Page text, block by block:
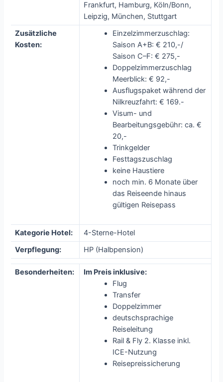
Frankfurt, Hamburg, Köln/Bonn,
Leipzig, München, Stuttgart
Zusätzliche
Kosten:
Einzelzimmerzuschlag:
Saison A+B: € 210,-/
Saison C–F: € 275,-
Doppelzimmerzuschlag
Meerblick: € 92,-
Ausflugspaket während der
Nilkreuzfahrt: € 169.-
Visum- und
Bearbeitungsgebühr: ca. €
20,-
Trinkgelder
Festtagszuschlag
keine Haustiere
noch min. 6 Monate über
das Reiseende hinaus
gültigen Reisepass
Kategorie Hotel:
4-Sterne-Hotel
Verpflegung:
HP (Halbpension)
Besonderheiten:
Im Preis inklusive:
Flug
Transfer
Doppelzimmer
deutschsprachige
Reiseleitung
Rail & Fly 2. Klasse inkl.
ICE-Nutzung
Reisepreissicherung